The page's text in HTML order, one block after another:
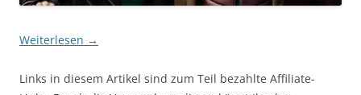
Weiterlesen →
Links in diesem Artikel sind zum Teil bezahlte Affiliate-